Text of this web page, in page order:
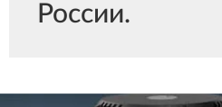
России.